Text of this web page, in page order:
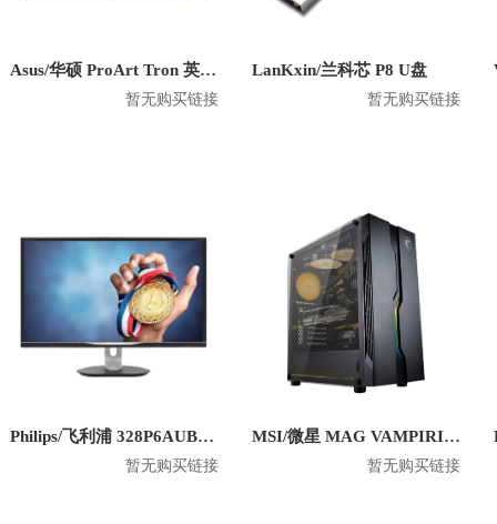
Asus/华硕 ProArt Tron 英特尔版 2020款 15.6英寸笔记本
暂无购买链接
LanKxin/兰科芯 P8 U盘
暂无购买链接
Philips/飞利浦 328P6AUBREB 31.5英寸 2K平面显示器
暂无购买链接
MSI/微星 MAG VAMPIRIC 010 玩派 游戏电脑机箱
暂无购买链接